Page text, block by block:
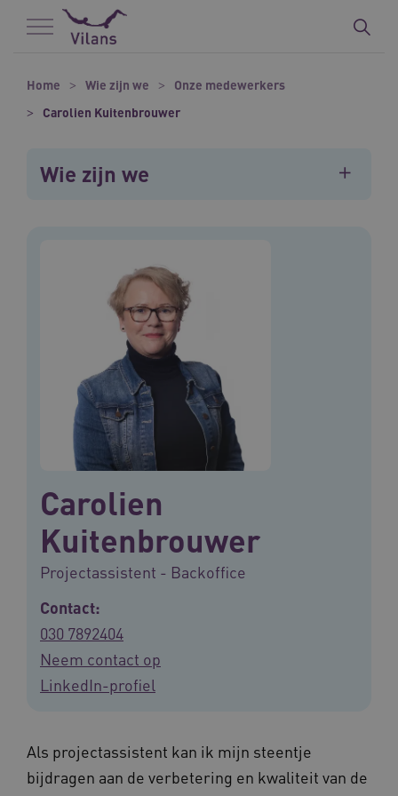
Naar hoofdinhoud
Naar footer
Home Wie zijn we
Onze medewerkers
Carolien Kuitenbrouwer
Wie zijn we
Carolien
Kuitenbrouwer
Projectassistent - Backoffice
Contact:
030 7892404
Neem contact op
LinkedIn-profiel
Als projectassistent kan ik mijn steentje
bijdragen aan de verbetering en kwaliteit van de